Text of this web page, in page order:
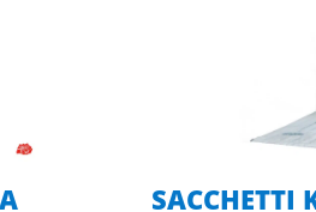
SACCHETTI